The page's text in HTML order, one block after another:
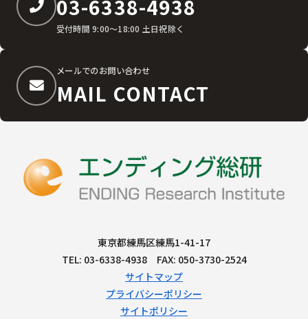
03-6338-4938
受付時間 9:00〜18:00 土日祝除く
メールでのお問い合わせ
MAIL CONTACT
東京都練馬区練馬1-41-17
TEL: 03-6338-4938 FAX: 050-3730-2524
サイトマップ
プライバシーポリシー
サイトポリシー